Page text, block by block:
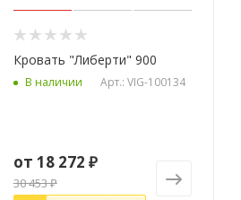
Кровать "Либерти" 900
В наличии Арт.: VIG-100134
от 18 272 ₽
30 453 ₽